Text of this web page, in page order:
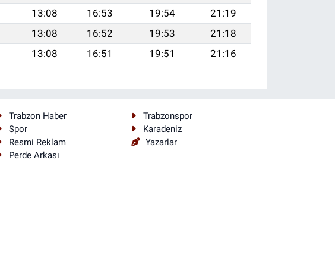
13:08 16:53 19:54
21:19
13:08 16:52 19:53
21:18
13:08 16:51 19:51 21:16
Trabzon Haber
Trabzonspor
Spor
Karadeniz
Resmi Reklam
Yazarlar
Perde Arkası